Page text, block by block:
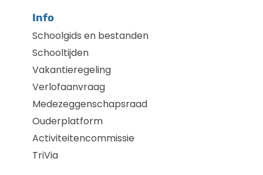
Info
Schoolgids en bestanden
Schooltijden
Vakantieregeling
Verlofaanvraag
Medezeggenschapsraad
Ouderplatform
Activiteitencommissie
TriVia